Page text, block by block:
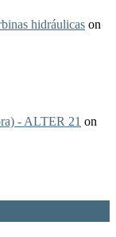
hidráulicas on
- ALTER 21 on